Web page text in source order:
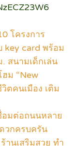
โครงการ
key card พร้อม
สนามเด็กเล่น
ม “New
ตคนเมือง เติม
อมต่อถนนหลาย
วกครบครัน
านเสริมสวย ทำ